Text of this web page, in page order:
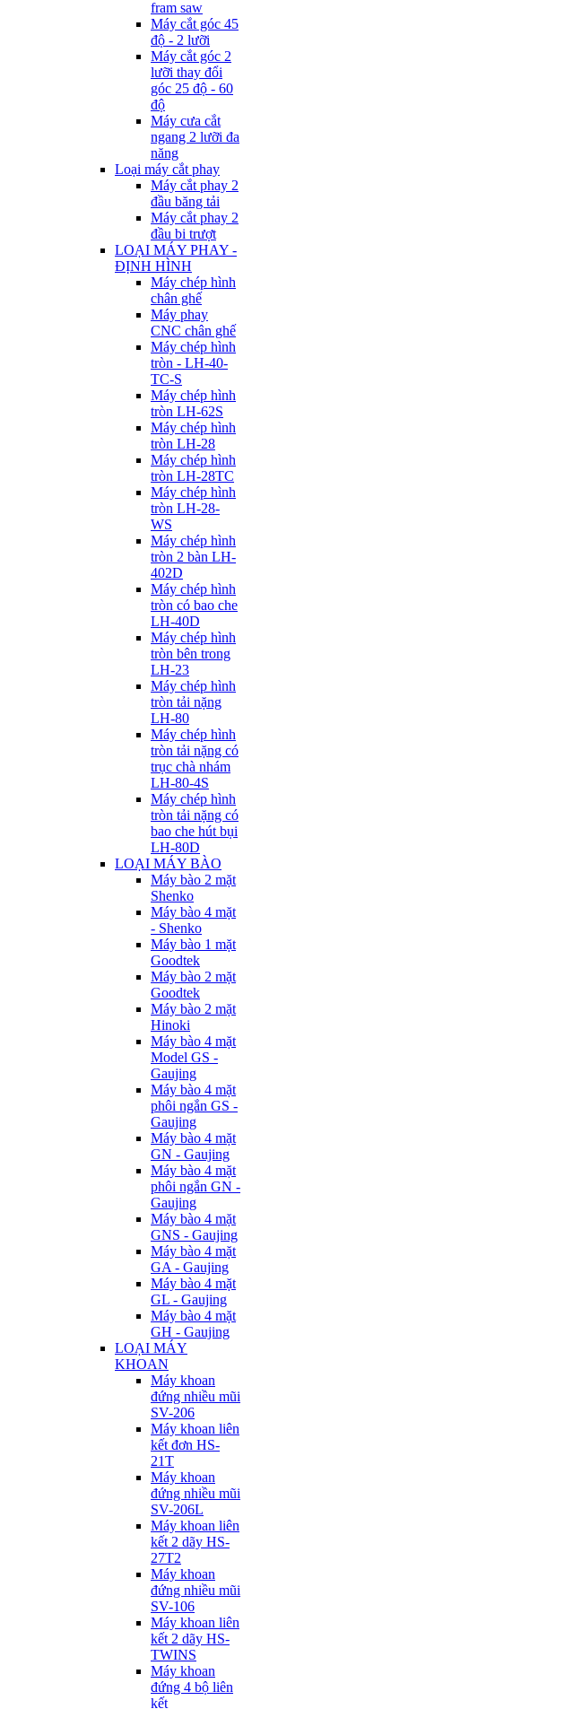
fram saw
Máy cắt góc 45
độ - 2 lưỡi
Máy cắt góc 2
lưỡi thay đổi
góc 25 độ - 60
độ
Máy cưa cắt
ngang 2 lưỡi đa
năng
Loại máy cắt phay
Máy cắt phay 2
đầu băng tải
Máy cắt phay 2
đầu bi trượt
LOẠI MÁY PHAY -
ĐỊNH HÌNH
Máy chép hình
chân ghế
Máy phay
CNC chân ghế
Máy chép hình
tròn - LH-40-
TC-S
Máy chép hình
tròn LH-62S
Máy chép hình
tròn LH-28
Máy chép hình
tròn LH-28TC
Máy chép hình
tròn LH-28-
WS
Máy chép hình
tròn 2 bàn LH-
402D
Máy chép hình
tròn có bao che
LH-40D
Máy chép hình
tròn bên trong
LH-23
Máy chép hình
tròn tải nặng
LH-80
Máy chép hình
tròn tải nặng có
trục chà nhám
LH-80-4S
Máy chép hình
tròn tải nặng có
bao che hút bụi
LH-80D
LOẠI MÁY BÀO
Máy bào 2 mặt
Shenko
Máy bào 4 mặt
- Shenko
Máy bào 1 mặt
Goodtek
Máy bào 2 mặt
Goodtek
Máy bào 2 mặt
Hinoki
Máy bào 4 mặt
Model GS -
Gaujing
Máy bào 4 mặt
phôi ngắn GS -
Gaujing
Máy bào 4 mặt
GN - Gaujing
Máy bào 4 mặt
phôi ngắn GN -
Gaujing
Máy bào 4 mặt
GNS - Gaujing
Máy bào 4 mặt
GA - Gaujing
Máy bào 4 mặt
GL - Gaujing
Máy bào 4 mặt
GH - Gaujing
LOẠI MÁY
KHOAN
Máy khoan
đứng nhiều mũi
SV-206
Máy khoan liên
kết đơn HS-
21T
Máy khoan
đứng nhiều mũi
SV-206L
Máy khoan liên
kết 2 dãy HS-
27T2
Máy khoan
đứng nhiều mũi
SV-106
Máy khoan liên
kết 2 dãy HS-
TWINS
Máy khoan
đứng 4 bộ liên
kết